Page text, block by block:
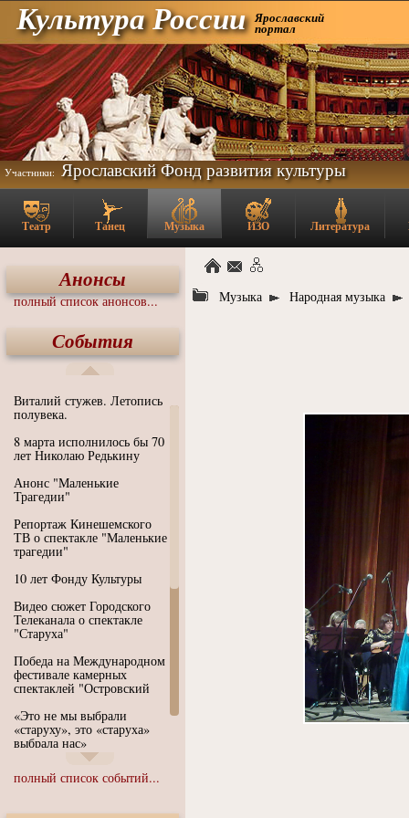
Культура России Ярославский
портал
Участники: Ярославский Фонд развития культуры
Театр Танец Музыка ИЗО Литература
Анонсы
полный список анонсов...
События
Виталий стужев. Летопись
полувека.
8 марта исполнилось бы 70
лет Николаю Редькину
Анонс "Маленькие
Трагедии"
Репортаж Кинешемского
ТВ о спектакле "Маленькие
трагедии"
10 лет Фонду Культуры
Видео сюжет Городского
Телеканала о спектакле
"Старуха"
Победа на Международном
фестивале камерных
спектаклей "Островский
«Это не мы выбрали
«старуху», это «старуха»
выбрала нас»
Иммерсивный спектакль
"Язык чистого полета
полный список событий...
Музыка Народная музыка